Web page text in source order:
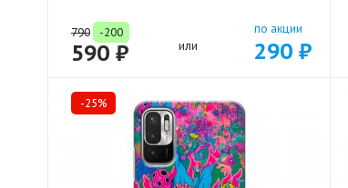
790 -200
590 ₽ или
по акции
290 ₽
-25%